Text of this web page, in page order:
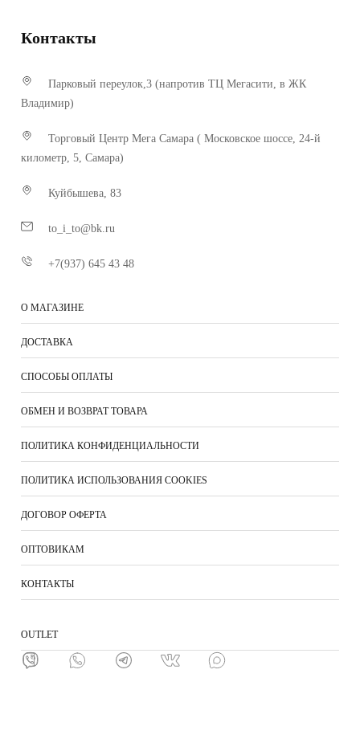
Контакты
Парковый переулок,3 (напротив ТЦ Мегасити, в ЖК
Владимир)
Торговый Центр Мега Самара ( Московское шоссе, 24-й
километр, 5, Самара)
Куйбышева, 83
to_i_to@bk.ru
+7(937) 645 43 48
О МАГАЗИНЕ
ДОСТАВКА
СПОСОБЫ ОПЛАТЫ
ОБМЕН И ВОЗВРАТ ТОВАРА
ПОЛИТИКА КОНФИДЕНЦИАЛЬНОСТИ
ПОЛИТИКА ИСПОЛЬЗОВАНИЯ COOKIES
ДОГОВОР ОФЕРТА
ОПТОВИКАМ
КОНТАКТЫ
ОUTLET